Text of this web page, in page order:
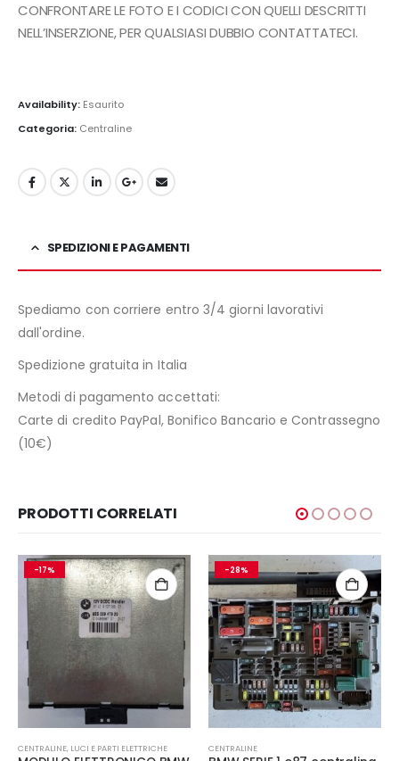
CONFRONTARE LE FOTO E I CODICI CON QUELLI DESCRITTI
NELL’INSERZIONE, PER QUALSIASI DUBBIO CONTATTATECI.
Availability: Esaurito
Categoria: Centraline
SPEDIZIONI E PAGAMENTI
Spediamo con corriere entro 3/4 giorni lavorativi
dall'ordine.
Spedizione gratuita in Italia
Metodi di pagamento accettati:
Carte di credito PayPal, Bonifico Bancario e Contrassegno
(10€)
PRODOTTI CORRELATI
-17%
CENTRALINE, LUCI E PARTI ELETTRICHE
-28%
CENTRALINE